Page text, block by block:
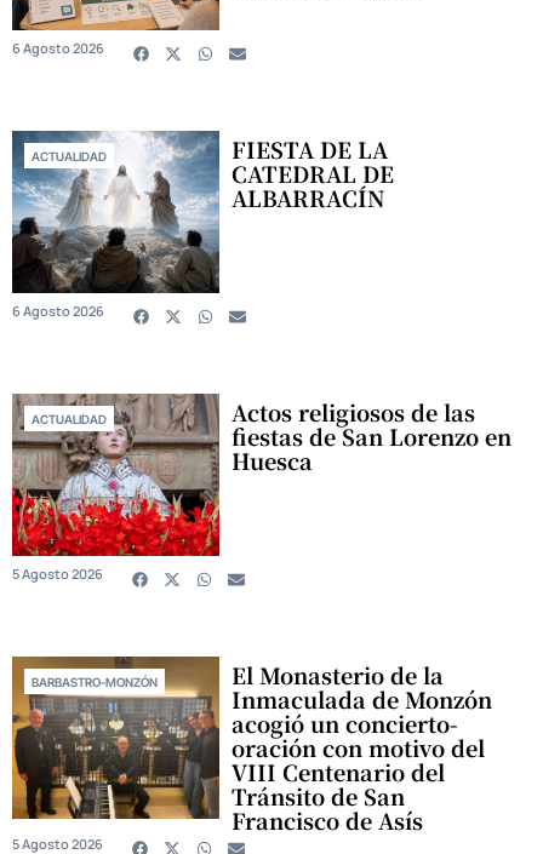
6 Agosto 2026
ACTUALIDAD FIESTA DE LA
CATEDRAL DE
ALBARRACÍN
6 Agosto 2026
ACTUALIDAD Actos religiosos de las
fiestas de San Lorenzo en
Huesca
5 Agosto 2026
BARBASTRO-MONZÓN El Monasterio de la
Inmaculada de Monzón
acogió un concierto-
oración con motivo del
VIII Centenario del
Tránsito de San
Francisco de Asís
5 Agosto 2026